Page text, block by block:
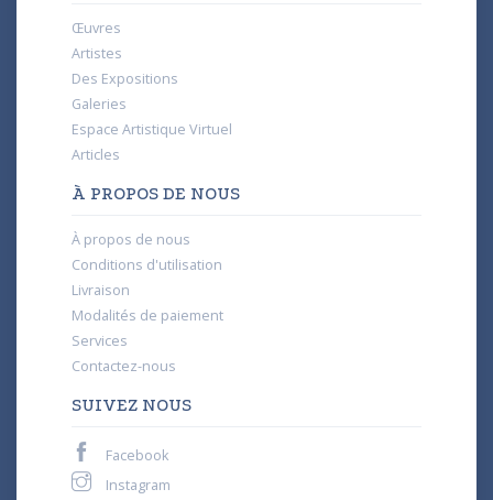
Œuvres
Artistes
Des Expositions
Galeries
Espace Artistique Virtuel
Articles
À PROPOS DE NOUS
À propos de nous
Conditions d'utilisation
Livraison
Modalités de paiement
Services
Contactez-nous
SUIVEZ NOUS
Facebook
Instagram